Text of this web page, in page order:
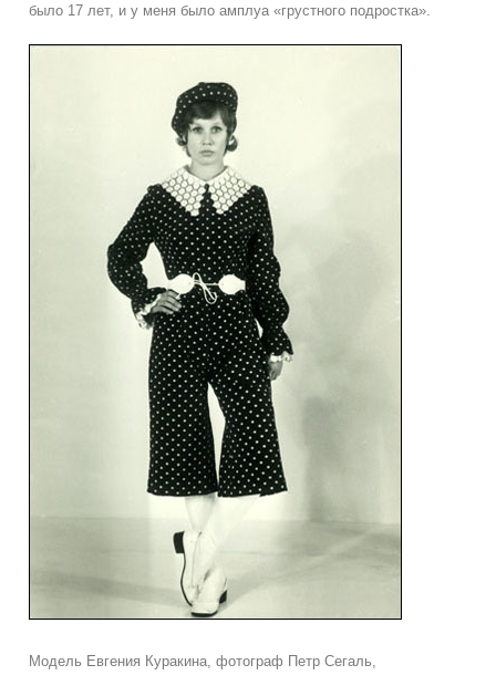
было 17 лет, и у меня было амплуа «грустного подростка».
Модель Евгения Куракина, фотограф Петр Сегаль,